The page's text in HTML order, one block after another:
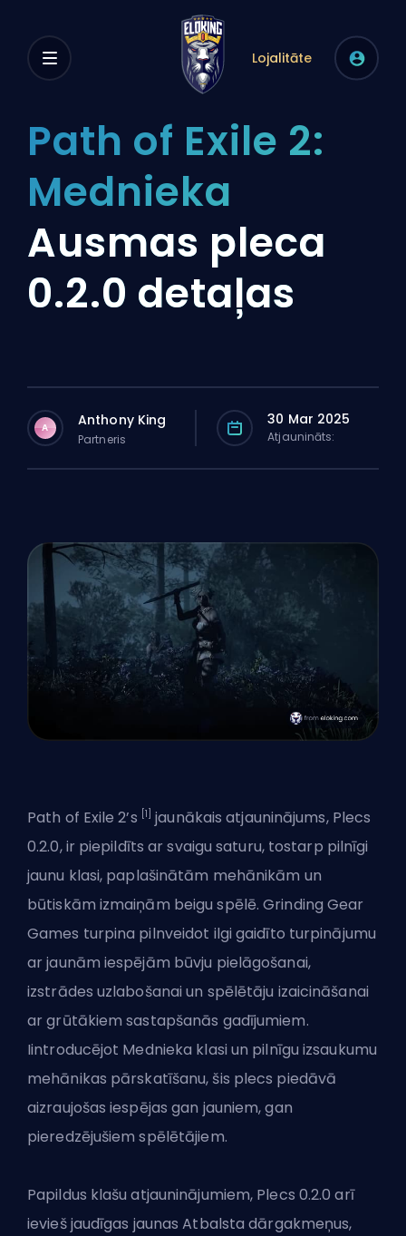
Lojalitāte
Path of Exile 2:
Mednieka
Ausmas pleca
0.2.0 detaļas
A Anthony King
Partneris
30 Mar 2025
Atjaunināts:
Path of Exile 2’s [1] jaunākais atjauninājums, Plecs
0.2.0, ir piepildīts ar svaigu saturu, tostarp pilnīgi
jaunu klasi, paplašinātām mehānikām un
būtiskām izmaiņām beigu spēlē. Grinding Gear
Games turpina pilnveidot ilgi gaidīto turpinājumu
ar jaunām iespējām būvju pielāgošanai,
izstrādes uzlabošanai un spēlētāju izaicināšanai
ar grūtākiem sastapšanās gadījumiem.
Iintroducējot Mednieka klasi un pilnīgu izsaukumu
mehānikas pārskatīšanu, šis plecs piedāvā
aizraujošas iespējas gan jauniem, gan
pieredzējušiem spēlētājiem.
Papildus klašu atjauninājumiem, Plecs 0.2.0 arī
ievieš jaudīgas jaunas Atbalsta dārgakmeņus,